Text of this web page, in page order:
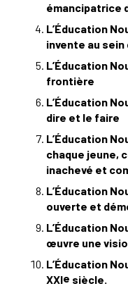
émancipatrice
L’Éducation
invente au
L’Éducation
frontière
L’Éducation
dire et le faire
L’Éducation
chaque jeune,
inachevé et
L’Éducation
ouverte et
L’Éducation
œuvre une
L’Éducation
XXIe siècle.